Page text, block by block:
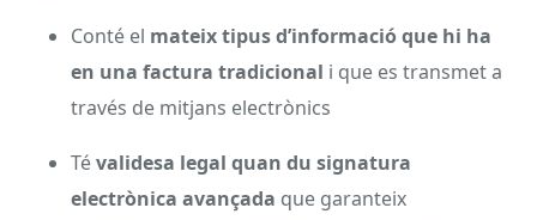
Conté el mateix tipus d’informació que hi ha
en una factura tradicional i que es transmet a
través de mitjans electrònics
Tévalidesa legal quan du signatura
electrònica avançada que garanteix